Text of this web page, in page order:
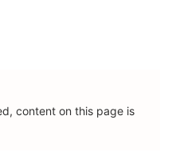
content on this page is